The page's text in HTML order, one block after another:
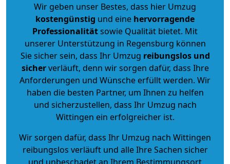
Wir geben unser Bestes, dass hier Umzug
kostengünstig und eine hervorragende
Professionalitätsowie Qualität bietet. Mit
unserer Unterstützung in Regensburg können
Sie sicher sein, dass Ihr Umzug reibungslos und
sicherverläuft, denn wir sorgen dafür, dass Ihre
Anforderungen und Wünsche erfüllt werden. Wir
haben die besten Partner, um Ihnen zu helfen
und sicherzustellen, dass Ihr Umzug nach
Wittingen ein erfolgreicher ist.
Wir sorgen dafür, dass Ihr Umzug nach Wittingen
reibungslos verläuft und alle Ihre Sachen sicher
und unbeschadet an Ihrem Bestimmungsort